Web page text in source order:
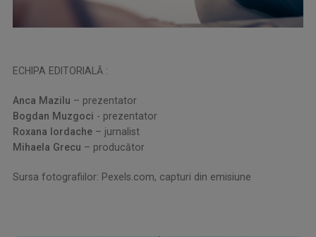
ECHIPA EDITORIALĂ :
Anca Mazilu – prezentator
Bogdan Muzgoci - prezentator
Roxana Iordache – jurnalist
Mihaela Grecu – producător
Sursa fotografiilor: Pexels.com, capturi din emisiune